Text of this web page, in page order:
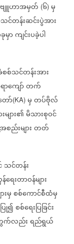
ဗျူဟာအမှတ် (၆) မှ
င်တန်းဆင်းပွဲအား
မှာကျင်းပခဲ့ပါ
စစ်သင်တန်းအား
ကျော်တက်
ော်(KA) မှတပ်ဗိုလ်
ျား၏မိသားစုဝင်
ည်းများတတ်
သင်တန်း
ေးတာဝန်များ
းမှစစ်ကောင်စီထံမှ
ြု၍စစ်ရေးပြခြင်း
လည်းရည်ရွယ်